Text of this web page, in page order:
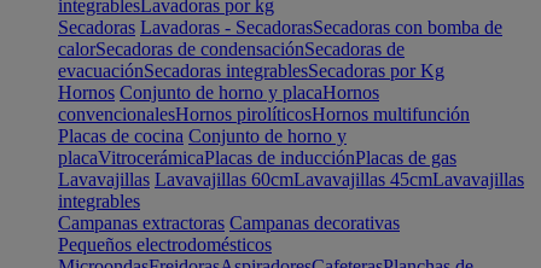
integrablesLavadoras por kg
Secadoras Lavadoras - SecadorasSecadoras con bomba de
calorSecadoras de condensaciónSecadoras de
evacuaciónSecadoras integrablesSecadoras por Kg
Hornos Conjunto de horno y placaHornos
convencionalesHornos pirolíticosHornos multifunción
Placas de cocina Conjunto de horno y
placaVitrocerámicaPlacas de inducciónPlacas de gas
Lavavajillas Lavavajillas 60cmLavavajillas 45cmLavavajillas
integrables
Campanas extractoras Campanas decorativas
Pequeños electrodomésticos